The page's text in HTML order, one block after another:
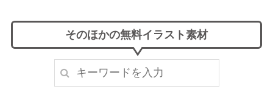
そのほかの無料イラスト素材